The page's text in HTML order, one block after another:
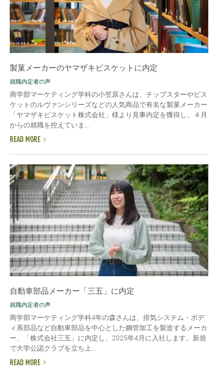
製菓メーカーのヤマザキビスケットに内定
就職内定者の声
商学部マーケティング学科の小笠原さんは、チップスターやビス
ケットのルヴァンシリーズなどの人気商品で有名な製菓メーカー
「ヤマザキビスケット株式会社」様より見事内定を獲得し、４月
からの就職を控えていま...
READ MORE
自動車部品メーカー「三五」に内定
就職内定者の声
商学部マーケティング学科4年の森さんは、排気システム・ボデ
ィ系部品など自動車部品を中心とした鋼管加工を製造するメーカ
ー、「株式会社三五」に内定し、2025年4月に入社します。新規
で大学公認クラブを立ち上...
READ MORE